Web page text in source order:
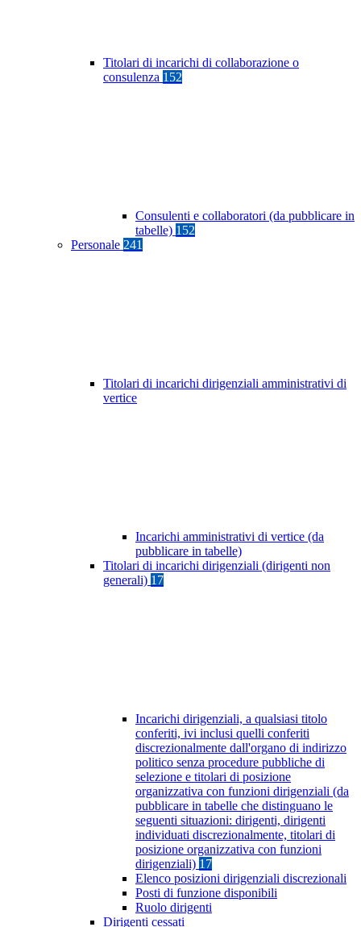
Titolari di incarichi di collaborazione o
consulenza 152
Consulenti e collaboratori (da pubblicare in
tabelle) 152
Personale 241
Titolari di incarichi dirigenziali amministrativi di
vertice
Incarichi amministrativi di vertice (da
pubblicare in tabelle)
Titolari di incarichi dirigenziali (dirigenti non
generali) 17
Incarichi dirigenziali, a qualsiasi titolo
conferiti, ivi inclusi quelli conferiti
discrezionalmente dall'organo di indirizzo
politico senza procedure pubbliche di
selezione e titolari di posizione
organizzativa con funzioni dirigenziali (da
pubblicare in tabelle che distinguano le
seguenti situazioni: dirigenti, dirigenti
individuati discrezionalmente, titolari di
posizione organizzativa con funzioni
dirigenziali) 17
Elenco posizioni dirigenziali discrezionali
Posti di funzione disponibili
Ruolo dirigenti
Dirigenti cessati